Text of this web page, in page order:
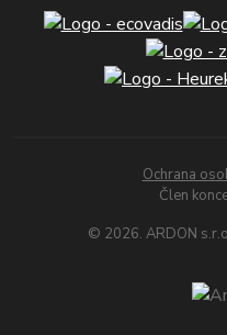
Ochrana
Člen
© 2026. ARDON